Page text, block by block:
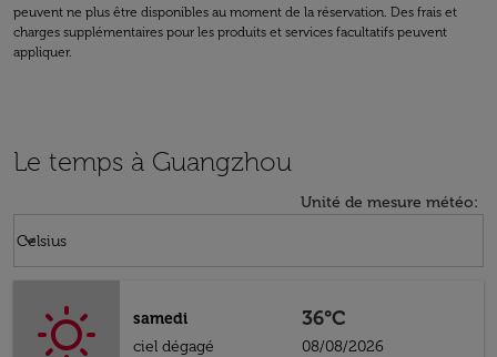
peuvent ne plus être disponibles au moment de la réservation. Des frais et
charges supplémentaires pour les produits et services facultatifs peuvent
appliquer.
Le temps à Guangzhou
Unité de mesure météo:
Celsius
keyboard_arrow_down
samedi
ciel dégagé
36°C
08/08/2026